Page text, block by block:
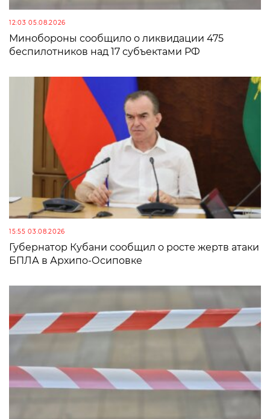
12:03 05.08.2026
Минобороны сообщило о ликвидации 475
беспилотников над 17 субъектами РФ
15:55 03.08.2026
Губернатор Кубани сообщил о росте жертв атаки
БПЛА в Архипо-Осиповке